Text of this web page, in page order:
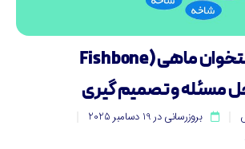
دانلود مدل استخوان ماهی (Fishbone
بروزرسانی در 19 دسامبر 2025